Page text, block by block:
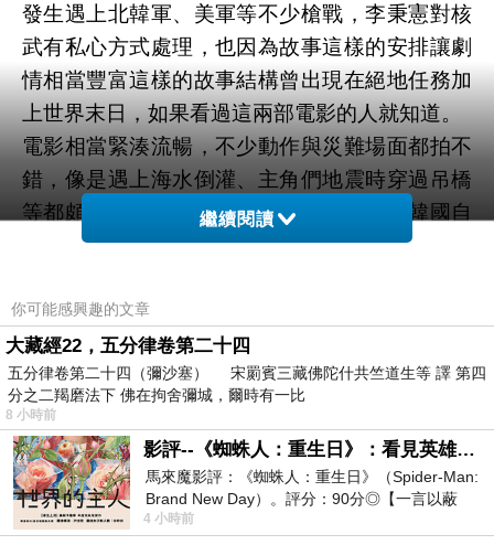
發生遇上北韓軍、美軍等不少槍戰，李秉憲對核
武有私心方式處理，也因為故事這樣的安排讓劇
情相當豐富這樣的故事結構曾出現在絕地任務加
上世界末日，如果看過這兩部電影的人就知道。
電影相當緊湊流暢，不少動作與災難場面都拍不
錯，像是遇上海水倒灌、主角們地震時穿過吊橋
等都頗刺激，其他國家的人也許會感受到韓國自
認的優越感，至少編劇有藉由馬東石這個角色數
憲角色設定比較複雜，自然表現空間較多，收尾
不忘給予南韓電影常見的噴淚場面。
白頭山火山浩劫/半島浩劫是一部災難動作電影，
以災難為背景之下放入政治與雙搭檔組合，舊瓶
裝新酒之下解決了災難電影的通病，兩位男主角
一搭一唱化學反應相當充分，視覺效果相當出
色，是一部娛樂性相當高的作品。
繼續閱讀
你可能感興趣的文章
大藏經22，五分律卷第二十四
五分律卷第二十四（彌沙塞） 宋罽賓三藏佛陀什共竺道生等 譯 第四
分之二羯磨法下 佛在拘舍彌城，爾時有一比
8 小時前
影評--《蜘蛛人：重生日》：看見英雄的孤獨與重生
馬來魔影評：《蜘蛛人：重生日》（Spider-Man:
Brand New Day）。評分：90分◎【一言以蔽
之】：一個失去一切的英雄，學會放下孤獨、
4 小時前